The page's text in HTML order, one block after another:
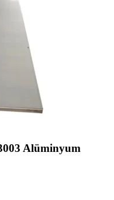
Alüminyum